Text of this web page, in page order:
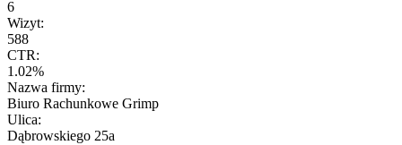
6
Wizyt:
588
CTR:
1.02%
Nazwa firmy:
Biuro Rachunkowe Grimp
Ulica:
Dąbrowskiego 25a